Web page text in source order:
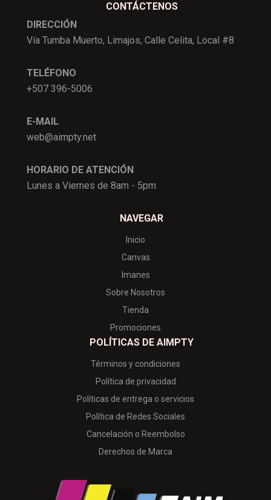
POLÍTICAS DE AIMPTY
Términos y condiciones
Política de privacidad
Políticas de entrega o servicios
Política de Redes Sociales
Cancelación o Reembolso
Derechos de Marca
NAVEGAR
Inicio
Canvas
Imanes
Sobre Nosotros
Tienda
Promociones
CONTÁCTENOS
DIRECCIÓN
Vía Tumba Muerto, Limajos, Calle Celita, Local #8
TELÉFONO
+507 396-5006
E-MAIL
web@aimpty.net
HORARIO DE ATENCIÓN
Lunes a Viernes de 8am - 5pm